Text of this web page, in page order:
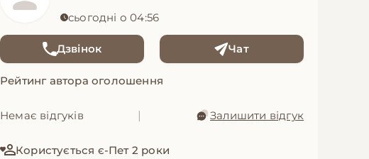
сьогодні о 04:56
Дзвінок Чат
Рейтинг автора оголошення
Немає відгуків | Залишити відгук
Користується є-Пет 2 роки